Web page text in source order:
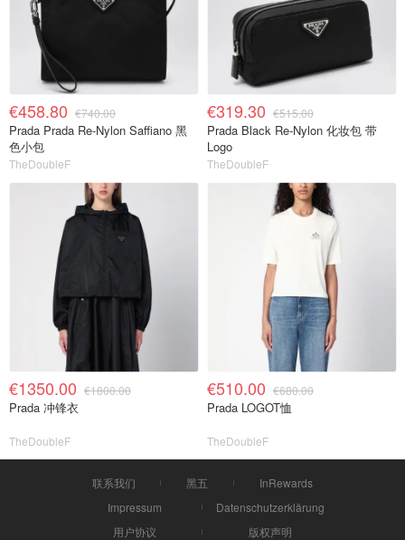
€458.80 €740.00
Prada Prada Re-Nylon Saffiano 黑
色小包
TheDoubleF
€319.30 €515.00
Prada Black Re-Nylon 化妆包 带
Logo
TheDoubleF
€1350.00 €1800.00
Prada 冲锋衣
TheDoubleF
€510.00 €680.00
Prada LOGOT恤
TheDoubleF
联系我们 黑五
InRewards
Impressum
Datenschutzerklärung
用户协议
版权声明